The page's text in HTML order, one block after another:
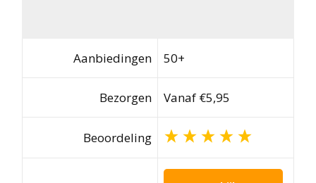
Aanbiedingen 50+
Bezorgen Vanaf €5,95
Beoordeling